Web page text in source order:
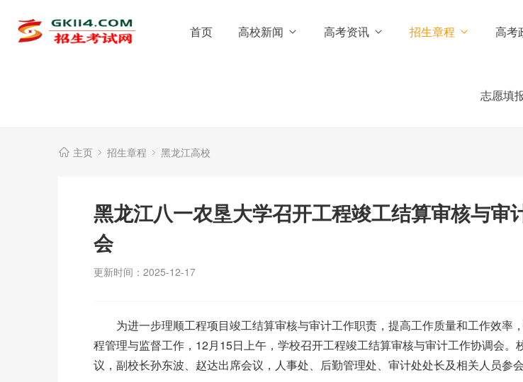
首页 高校新闻 高考资讯 招生章程 高考
志愿填
主页 招生章程 黑龙江高校
黑龙江八一农垦大学召开工程竣工结算审核与审
会
更新时间：2025-12-17
为进一步理顺工程项目竣工结算审核与审计工作职责，提高工作质量和工作效率
程管理与监督工作，12月15日上午，学校召开工程竣工结算审核与审计工作协调会。
议，副校长孙东波、赵达出席会议，人事处、后勤管理处、审计处处长及相关人员参会